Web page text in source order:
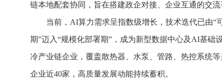
链本地配套协同，旨在搭建政企对接、企业互通的交
当前，AI算力需求呈指数级增长，技术迭代已由“
期”迈入“规模化部署期”，成为新型数据中心及AI基
冷产业链企业，覆盖散热器、水泵、管路、热控系统
企业近40家，高质量发展动能持续蓄积。